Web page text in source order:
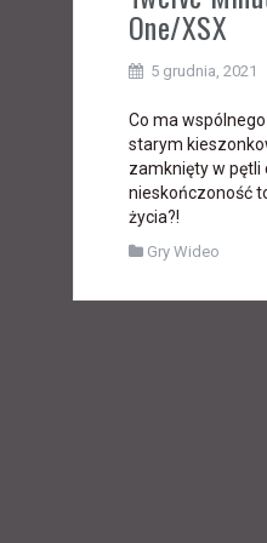
One/XSX
5 grudnia, 2021
Co ma
starym
zamknięty w pętli
nieskończoność
życia?!
Gry Wideo